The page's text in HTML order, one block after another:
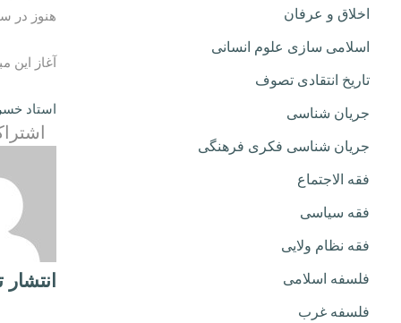
هنوز در
آغاز این
استاد
اخلاق و عرفان
اسلامی سازی علوم انسانی
تاریخ انتقادی تصوف
جریان شناسی
جریان شناسی فکری فرهنگی
فقه الاجتماع
فقه سیاسی
فقه نظام ولایی
فلسفه اسلامی
فلسفه غرب